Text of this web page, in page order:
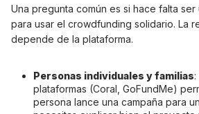
Una pregunta común es si hace falta ser
para usar el crowdfunding solidario. La
depende de la plataforma.
Personas individuales y familias
plataformas (Coral, GoFundMe)
persona lance una campaña para